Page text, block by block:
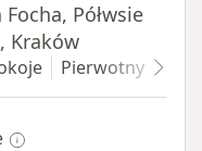
Półwsie
Kraków
Pierwotny